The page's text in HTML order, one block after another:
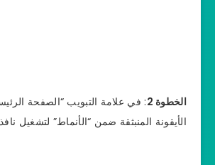
الخطوة 2
: في علامة التبويب “الصفحة
الأيقونة المنبثقة ضمن “الأنماط” لتشغيل